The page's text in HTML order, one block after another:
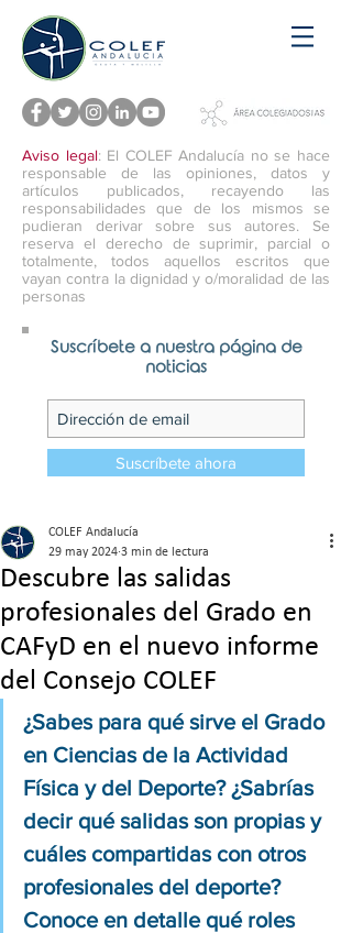
Aviso legal: El COLEF Andalucía no se hace
responsable de las opiniones, datos y
artículos publicados, recayendo las
responsabilidades que de los mismos se
pudieran derivar sobre sus autores. Se
reserva el derecho de suprimir, parcial o
totalmente, todos aquellos escritos que
vayan contra la dignidad y o/moralidad de las
personas
Suscríbete a nuestra página de
noticias
Suscríbete ahora
Descubre las salidas
profesionales del Grado en
CAFyD en el nuevo informe
del Consejo COLEF
COLEF Andalucía
29 may 2024 3 min de lectura
¿Sabes para qué sirve el Grado
en Ciencias de la Actividad
Física y del Deporte? ¿Sabrías
decir qué salidas son propias y
cuáles compartidas con otros
profesionales del deporte?
Conoce en detalle qué roles